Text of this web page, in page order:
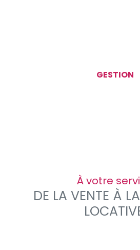
GESTION
À votre
DE LA VENTE À